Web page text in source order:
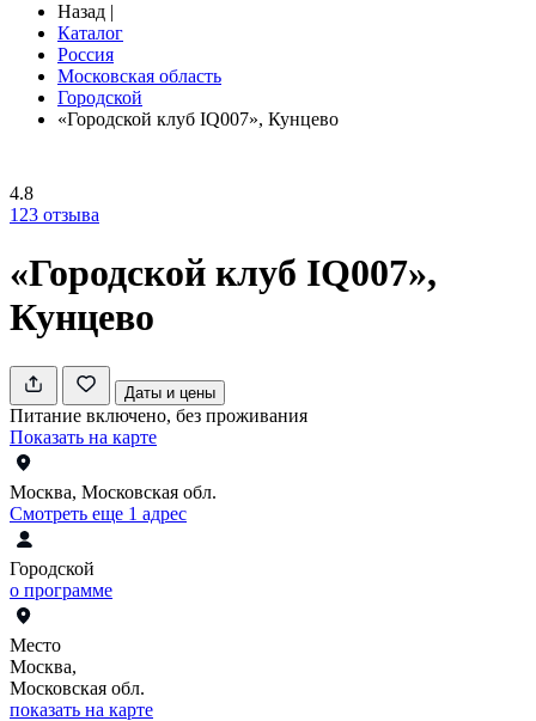
Назад |
Каталог
Россия
Московская область
Городской
«Городской клуб IQ007», Кунцево
4.8
123 отзыва
«Городской клуб IQ007»,
Кунцево
Даты и цены
Питание включено, без проживания
Показать на карте
Москва, Московская обл.
Смотреть еще 1 адрес
Городской
о программе
Место
Москва,
Московская обл.
показать на карте